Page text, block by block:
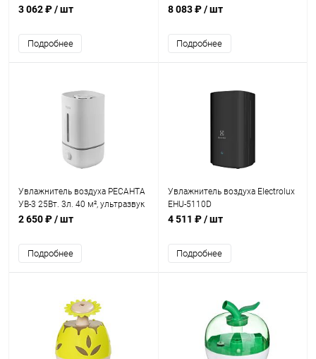
3 062 ₽/ шт
Подробнее
ультразвук, 30м2, ДУ, таймер
8 083 ₽/ шт
Подробнее
Увлажнитель воздуха РЕСАНТА
УВ-3 25Вт. 3л. 40 м², ультразвук
2 650 ₽/ шт
Подробнее
Увлажнитель воздуха Electrolux
EHU-5110D
4 511 ₽/ шт
Подробнее